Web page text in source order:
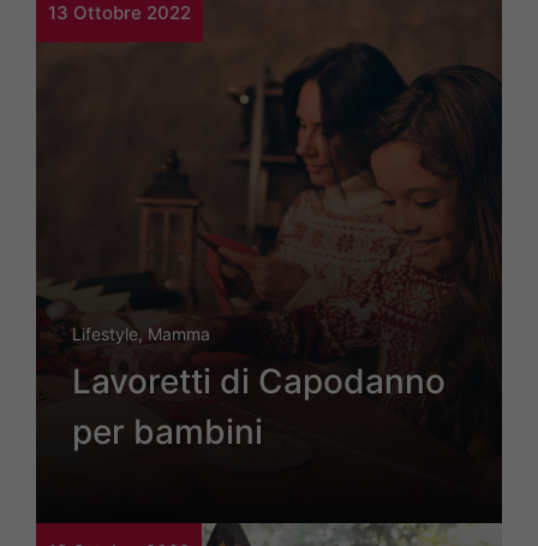
13 Ottobre 2022
Lifestyle, Mamma
Lavoretti di Capodanno
per bambini